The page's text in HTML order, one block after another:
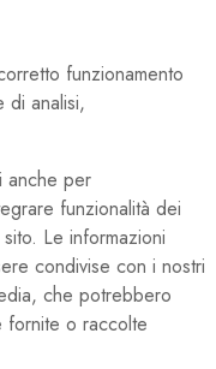
funzionamento
di analisi,
anche per
funzionalità dei
Le informazioni
condivise con i nostri
che potrebbero
fornite o raccolte